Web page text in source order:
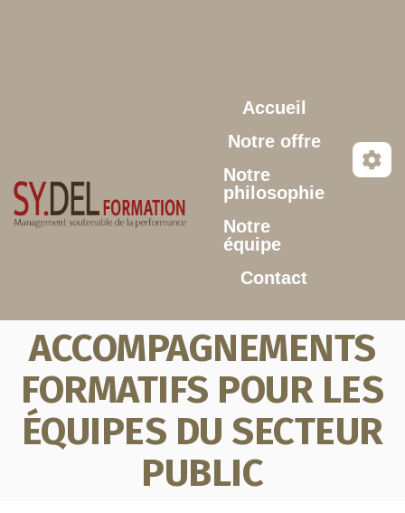
Accueil
Notre offre
Notre
philosophie
Notre
équipe
Contact
ACCOMPAGNEMENTS
FORMATIFS POUR LES
ÉQUIPES DU SECTEUR
PUBLIC